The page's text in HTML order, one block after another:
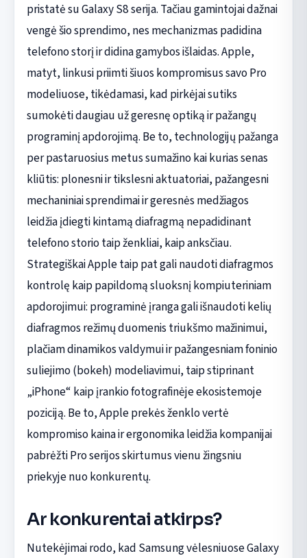
pristatė su Galaxy S8 serija. Tačiau gamintojai dažnai
vengė šio sprendimo, nes mechanizmas padidina
telefono storį ir didina gamybos išlaidas. Apple,
matyt, linkusi priimti šiuos kompromisus savo Pro
modeliuose, tikėdamasi, kad pirkėjai sutiks
sumokėti daugiau už geresnę optiką ir pažangų
programinį apdorojimą. Be to, technologijų pažanga
per pastaruosius metus sumažino kai kurias senas
kliūtis: plonesni ir tikslesni aktuatoriai, pažangesni
mechaniniai sprendimai ir geresnės medžiagos
leidžia įdiegti kintamą diafragmą nepadidinant
telefono storio taip ženkliai, kaip anksčiau.
Strategiškai Apple taip pat gali naudoti diafragmos
kontrolę kaip papildomą sluoksnį kompiuteriniam
apdorojimui: programinė įranga gali išnaudoti kelių
diafragmos režimų duomenis triukšmo mažinimui,
plačiam dinamikos valdymui ir pažangesniam foninio
suliejimo (bokeh) modeliavimui, taip stiprinant
„iPhone“ kaip įrankio fotografinėje ekosistemoje
poziciją. Be to, Apple prekės ženklo vertė
kompromiso kaina ir ergonomika leidžia kompanijai
pabrėžti Pro serijos skirtumus vienu žingsniu
priekyje nuo konkurentų.
Ar konkurentai atkirps?
Nutekėjimai rodo, kad Samsung vėlesniuose Galaxy